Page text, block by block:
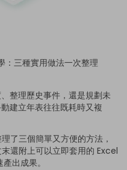
：三種實用做法一次整理
整理歷史事件，還是規劃未
建立年表往往既耗時又複
了三個簡單又方便的方法，
還附上可以立即套用的 Excel
出成果。